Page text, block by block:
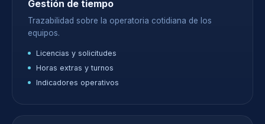
Gestión de tiempo
Trazabilidad sobre la operatoria cotidiana de los
equipos.
Licencias y solicitudes
Horas extras y turnos
Indicadores operativos